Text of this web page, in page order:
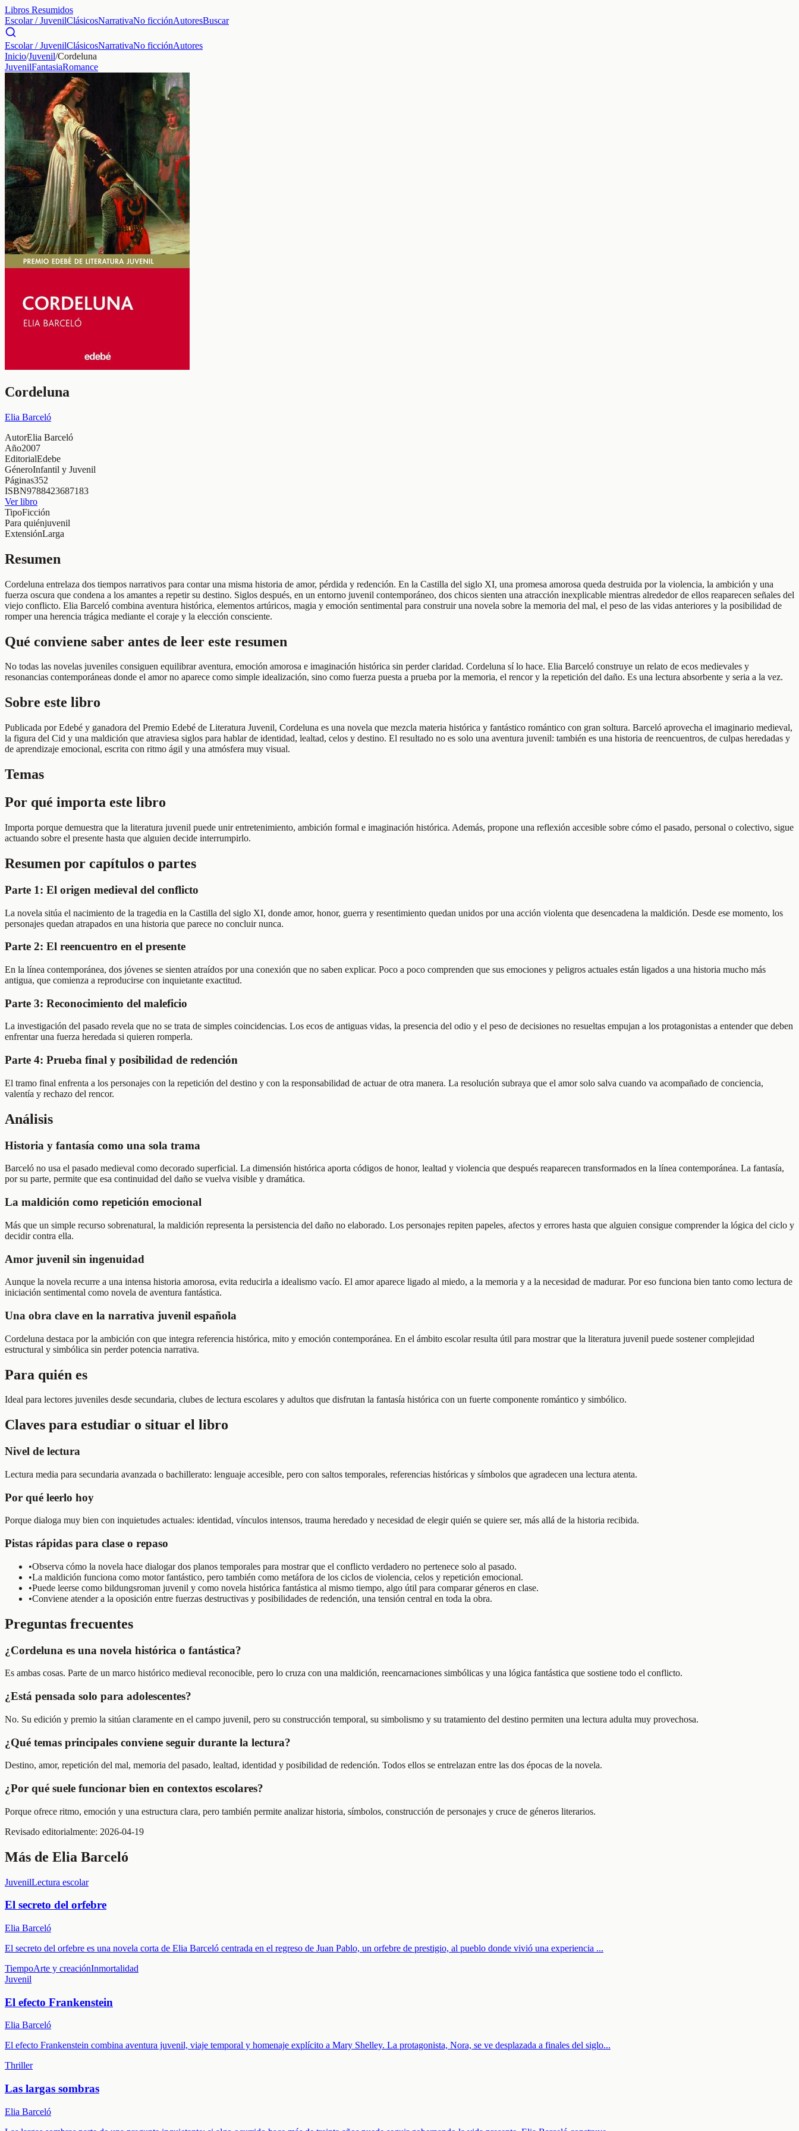
Libros Resumidos
Escolar / JuvenilClásicosNarrativaNo ficciónAutoresBuscar
Escolar / JuvenilClásicosNarrativaNo ficciónAutores
Inicio/Juvenil/Cordeluna
JuvenilFantasiaRomance
Cordeluna
Elia Barceló
AutorElia Barceló
Año2007
EditorialEdebe
GéneroInfantil y Juvenil
Páginas352
ISBN9788423687183
Ver libro
TipoFicción
Para quiénjuvenil
ExtensiónLarga
Resumen
Cordeluna entrelaza dos tiempos narrativos para contar una misma historia de amor, pérdida y redención. En la Castilla del siglo XI, una promesa amorosa queda destruida por la violencia, la ambición y una
fuerza oscura que condena a los amantes a repetir su destino. Siglos después, en un entorno juvenil contemporáneo, dos chicos sienten una atracción inexplicable mientras alrededor de ellos reaparecen señales del
viejo conflicto. Elia Barceló combina aventura histórica, elementos artúricos, magia y emoción sentimental para construir una novela sobre la memoria del mal, el peso de las vidas anteriores y la posibilidad de
romper una herencia trágica mediante el coraje y la elección consciente.
Qué conviene saber antes de leer este resumen
No todas las novelas juveniles consiguen equilibrar aventura, emoción amorosa e imaginación histórica sin perder claridad. Cordeluna sí lo hace. Elia Barceló construye un relato de ecos medievales y
resonancias contemporáneas donde el amor no aparece como simple idealización, sino como fuerza puesta a prueba por la memoria, el rencor y la repetición del daño. Es una lectura absorbente y seria a la vez.
Sobre este libro
Publicada por Edebé y ganadora del Premio Edebé de Literatura Juvenil, Cordeluna es una novela que mezcla materia histórica y fantástico romántico con gran soltura. Barceló aprovecha el imaginario medieval,
la figura del Cid y una maldición que atraviesa siglos para hablar de identidad, lealtad, celos y destino. El resultado no es solo una aventura juvenil: también es una historia de reencuentros, de culpas heredadas y
de aprendizaje emocional, escrita con ritmo ágil y una atmósfera muy visual.
Temas
Por qué importa este libro
Importa porque demuestra que la literatura juvenil puede unir entretenimiento, ambición formal e imaginación histórica. Además, propone una reflexión accesible sobre cómo el pasado, personal o colectivo, sigue
actuando sobre el presente hasta que alguien decide interrumpirlo.
Resumen por capítulos o partes
Parte 1: El origen medieval del conflicto
La novela sitúa el nacimiento de la tragedia en la Castilla del siglo XI, donde amor, honor, guerra y resentimiento quedan unidos por una acción violenta que desencadena la maldición. Desde ese momento, los
personajes quedan atrapados en una historia que parece no concluir nunca.
Parte 2: El reencuentro en el presente
En la línea contemporánea, dos jóvenes se sienten atraídos por una conexión que no saben explicar. Poco a poco comprenden que sus emociones y peligros actuales están ligados a una historia mucho más
antigua, que comienza a reproducirse con inquietante exactitud.
Parte 3: Reconocimiento del maleficio
La investigación del pasado revela que no se trata de simples coincidencias. Los ecos de antiguas vidas, la presencia del odio y el peso de decisiones no resueltas empujan a los protagonistas a entender que deben
enfrentar una fuerza heredada si quieren romperla.
Parte 4: Prueba final y posibilidad de redención
El tramo final enfrenta a los personajes con la repetición del destino y con la responsabilidad de actuar de otra manera. La resolución subraya que el amor solo salva cuando va acompañado de conciencia,
valentía y rechazo del rencor.
Análisis
Historia y fantasía como una sola trama
Barceló no usa el pasado medieval como decorado superficial. La dimensión histórica aporta códigos de honor, lealtad y violencia que después reaparecen transformados en la línea contemporánea. La fantasía,
por su parte, permite que esa continuidad del daño se vuelva visible y dramática.
La maldición como repetición emocional
Más que un simple recurso sobrenatural, la maldición representa la persistencia del daño no elaborado. Los personajes repiten papeles, afectos y errores hasta que alguien consigue comprender la lógica del ciclo y
decidir contra ella.
Amor juvenil sin ingenuidad
Aunque la novela recurre a una intensa historia amorosa, evita reducirla a idealismo vacío. El amor aparece ligado al miedo, a la memoria y a la necesidad de madurar. Por eso funciona bien tanto como lectura de
iniciación sentimental como novela de aventura fantástica.
Una obra clave en la narrativa juvenil española
Cordeluna destaca por la ambición con que integra referencia histórica, mito y emoción contemporánea. En el ámbito escolar resulta útil para mostrar que la literatura juvenil puede sostener complejidad
estructural y simbólica sin perder potencia narrativa.
Para quién es
Ideal para lectores juveniles desde secundaria, clubes de lectura escolares y adultos que disfrutan la fantasía histórica con un fuerte componente romántico y simbólico.
Claves para estudiar o situar el libro
Nivel de lectura
Lectura media para secundaria avanzada o bachillerato: lenguaje accesible, pero con saltos temporales, referencias históricas y símbolos que agradecen una lectura atenta.
Por qué leerlo hoy
Porque dialoga muy bien con inquietudes actuales: identidad, vínculos intensos, trauma heredado y necesidad de elegir quién se quiere ser, más allá de la historia recibida.
Pistas rápidas para clase o repaso
•Observa cómo la novela hace dialogar dos planos temporales para mostrar que el conflicto verdadero no pertenece solo al pasado.
•La maldición funciona como motor fantástico, pero también como metáfora de los ciclos de violencia, celos y repetición emocional.
•Puede leerse como bildungsroman juvenil y como novela histórica fantástica al mismo tiempo, algo útil para comparar géneros en clase.
•Conviene atender a la oposición entre fuerzas destructivas y posibilidades de redención, una tensión central en toda la obra.
Preguntas frecuentes
¿Cordeluna es una novela histórica o fantástica?
Es ambas cosas. Parte de un marco histórico medieval reconocible, pero lo cruza con una maldición, reencarnaciones simbólicas y una lógica fantástica que sostiene todo el conflicto.
¿Está pensada solo para adolescentes?
No. Su edición y premio la sitúan claramente en el campo juvenil, pero su construcción temporal, su simbolismo y su tratamiento del destino permiten una lectura adulta muy provechosa.
¿Qué temas principales conviene seguir durante la lectura?
Destino, amor, repetición del mal, memoria del pasado, lealtad, identidad y posibilidad de redención. Todos ellos se entrelazan entre las dos épocas de la novela.
¿Por qué suele funcionar bien en contextos escolares?
Porque ofrece ritmo, emoción y una estructura clara, pero también permite analizar historia, símbolos, construcción de personajes y cruce de géneros literarios.
Revisado editorialmente: 2026-04-19
Más de Elia Barceló
JuvenilLectura escolar
El secreto del orfebre
Elia Barceló
El secreto del orfebre es una novela corta de Elia Barceló centrada en el regreso de Juan Pablo, un orfebre de prestigio, al pueblo donde vivió una experiencia ...
TiempoArte y creaciónInmortalidad
Juvenil
El efecto Frankenstein
Elia Barceló
El efecto Frankenstein combina aventura juvenil, viaje temporal y homenaje explícito a Mary Shelley. La protagonista, Nora, se ve desplazada a finales del siglo...
Thriller
Las largas sombras
Elia Barceló